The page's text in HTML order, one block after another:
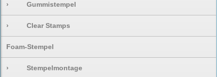
› Gummistempel
› Clear Stamps
Foam-Stempel
› Stempelmontage